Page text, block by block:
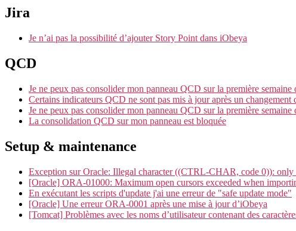
Jira
Je n’ai pas la possibilité d’ajouter Story Point dans iObeya
QCD
Je ne peux pas consolider mon panneau QCD sur la première semaine
Certains indicateurs QCD ne sont pas mis à jour après un changement
Je ne peux pas consolider mon panneau QCD sur la première semaine
La consolidation QCD sur mon panneau est bloquée
Setup & maintenance
Exception sur Oracle: Illegal character ((CTRL-CHAR, code 0)):
[Oracle] ORA-01000: Maximum open cursors exceeded when
En exécutant les scripts d'update j'ai une erreur de "safe update mode"
[Oracle] Une erreur ORA-0001 après une mise à jour d’iObeya
[Tomcat] Problèmes avec les noms d’utilisateur contenant des